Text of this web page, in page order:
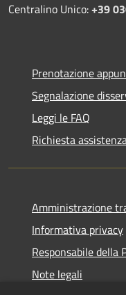
Centralino Unico:+39
Prenotazione
Segnalazione
Leggi le FAQ
Richiesta
Amministrazione
Informativa privacy
Responsabile della
Note legali